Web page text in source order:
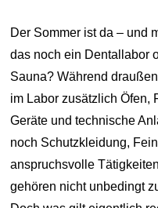
Der Sommer ist da – und
das noch ein Dentallabor
Sauna? Während
im Labor zusätzlich Öfen,
Geräte und technische
noch Schutzkleidung,
anspruchsvolle
gehören nicht unbedingt